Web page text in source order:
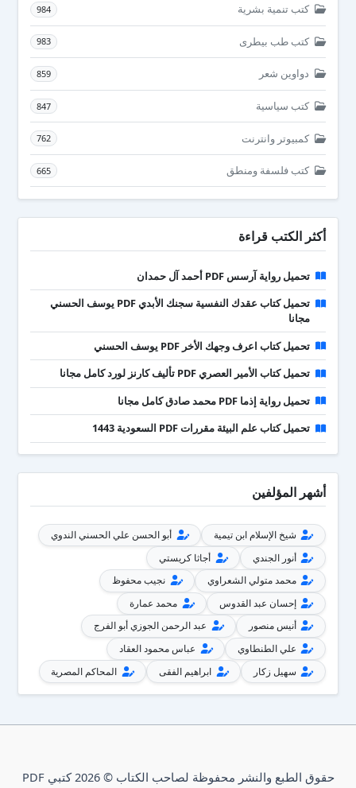
كتب تنمية بشرية 984
كتب طب بيطرى 983
دواوين شعر 859
كتب سياسية 847
كمبيوتر وانترنت 762
كتب فلسفة ومنطق 665
أكثر الكتب قراءة
تحميل رواية آرسس PDF أحمد آل حمدان
تحميل كتاب عقدك النفسية سجنك الأبدي PDF يوسف الحسني
مجانا
تحميل كتاب اعرف وجهك الأخر PDF يوسف الحسني
تحميل كتاب الأمير العصري PDF تأليف كارنز لورد كامل مجانا
تحميل رواية إذما PDF محمد صادق كامل مجانا
تحميل كتاب علم البيئة مقررات PDF السعودية 1443
أشهر المؤلفين
شيخ الإسلام ابن تيمية
أبو الحسن علي الحسني الندوي
أنور الجندي
أجاثا كريستي
محمد متولي الشعراوي
نجيب محفوظ
إحسان عبد القدوس
محمد عمارة
أنيس منصور
عبد الرحمن الجوزي أبو الفرج
علي الطنطاوي
عباس محمود العقاد
سهيل زكار
ابراهيم الفقى المحاكم المصرية
حقوق الطبع والنشر محفوظة لصاحب الكتاب © 2026 كتبي PDF